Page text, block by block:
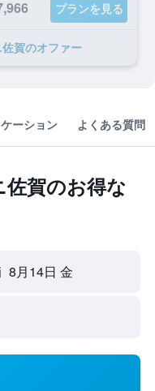
プランを見る
賀のオファー
ーション よくある質問
賀のお得な
8月14日 金